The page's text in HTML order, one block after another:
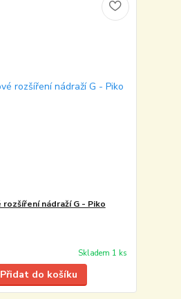
nádraží G - Piko
Skladem 1 ks
Přidat do košíku